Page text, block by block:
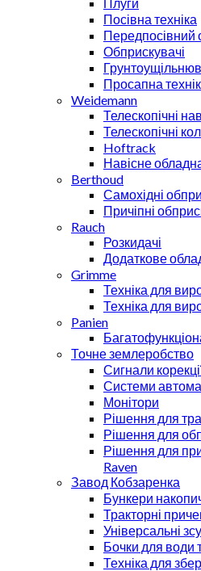
Посівна техніка
Передпосівний
Обприскувачі
Просапна
Weidemann
Телескопічні
Телескопічні
Hoftrack
Навісне
Berthoud
Самохідні
Причіпні
Rauch
Розкидачі
Додаткове
Grimme
Техніка для
Техніка для
Panien
Точне землеробство
Сигнали
Системи
Монітори
Рішення для
Рішення для
Рішення для
Raven
Завод Кобзаренка
Бункери
Тракторні
Універсальні
Бочки для води
Техніка для